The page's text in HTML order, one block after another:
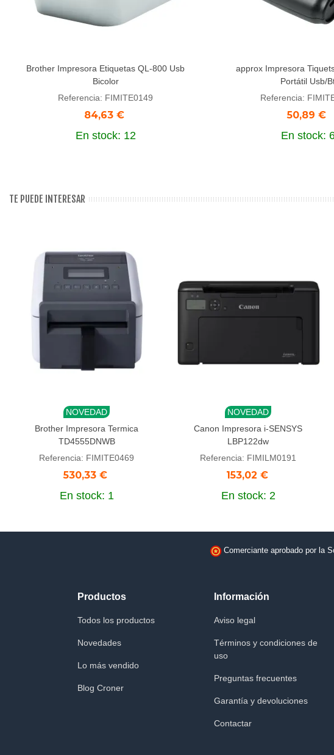
Añadir al carrito
Brother Impresora Etiquetas QL-800 Usb
Bicolor
Referencia: FIMITE0149
84,63 €
En stock: 12
Añadir al carrito
approx Impresora
Portátil Usb/
Referencia:
50,89 €
En stock:
TE PUEDE INTERESAR
Añadir al carrito
NOVEDAD
Brother Impresora Termica
TD4555DNWB
Referencia: FIMITE0469
530,33 €
En stock: 1
Añadir al carrito
NOVEDAD
Canon Impresora i-SENSYS
LBP122dw
Referencia: FIMILM0191
153,02 €
En stock: 2
Comerciante aprobado por la
Productos
Todos los productos
Novedades
Lo más vendido
Blog Croner
Información
Aviso legal
Términos y condiciones de
uso
Preguntas frecuentes
Garantía y devoluciones
Contactar